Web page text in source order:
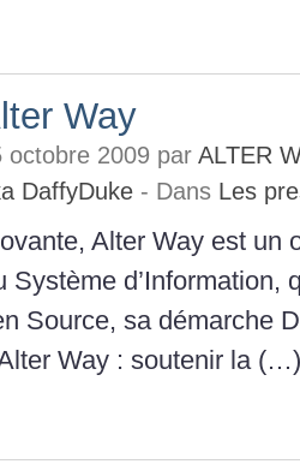
Way
octobre 2009 par ALTER
DaffyDuke - Dans Les
Alter Way est un
Système d’Information,
Source, sa démarche
Way : soutenir la (…)